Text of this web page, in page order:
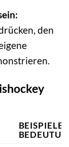
den
BEISPIELE